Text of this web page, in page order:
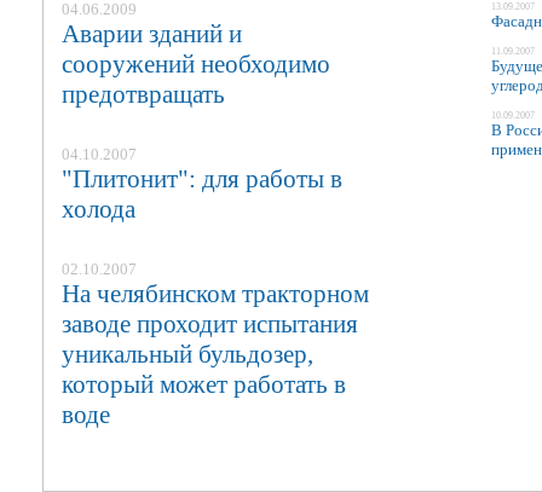
04.06.2009
Аварии зданий и
сооружений необходимо
предотвращать
04.10.2007
"Плитонит": для работы в
холода
02.10.2007
На челябинском тракторном
заводе проходит испытания
уникальный бульдозер,
который может работать в
воде
13.09.2007
11.09.2007
10.09.2007
В